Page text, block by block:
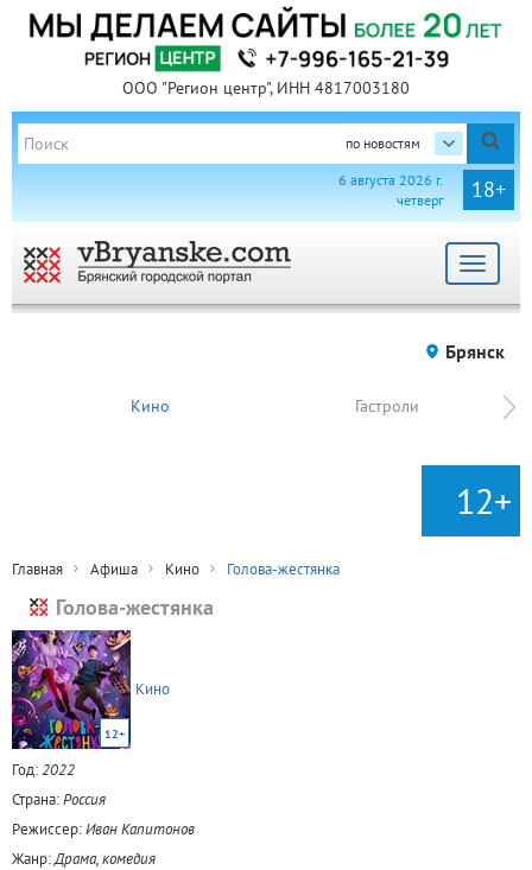
ООО "Регион центр", ИНН 4817003180
по новостям
18+
6 августа 2026 г.
четверг
Toggle
Брянск
Кино Гастроли
12+
Главная Афиша Кино Голова-жестянка
Голова-жестянка
12+
Кино
Год:2022
Страна:Россия
Режиссер:Иван Капитонов
Жанр:Драма, комедия